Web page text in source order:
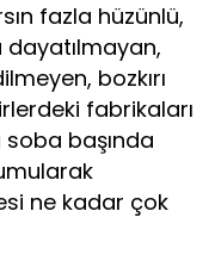
fazla hüzünlü,
bozkırı
fabrikaları
başında
ne kadar çok